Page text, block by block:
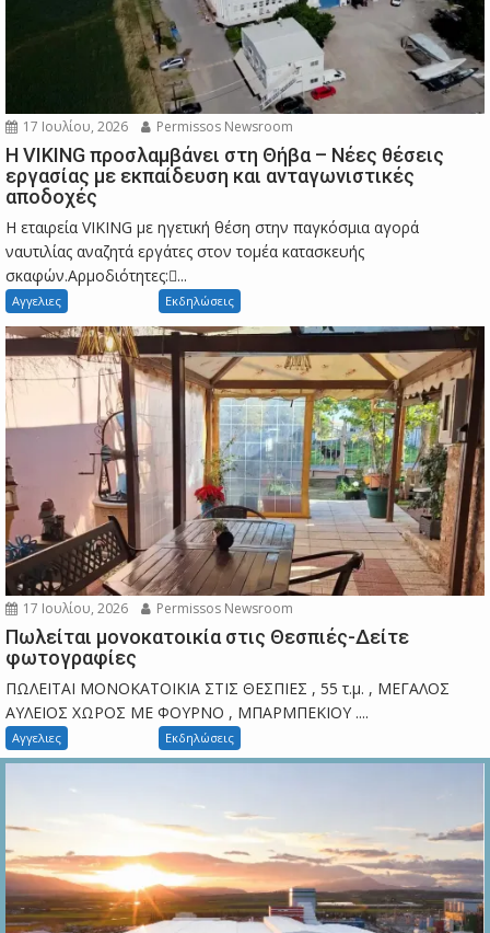
17 Ιουλίου, 2026 Permissos Newsroom
Η VIKING προσλαμβάνει στη Θήβα – Νέες θέσεις
εργασίας με εκπαίδευση και ανταγωνιστικές
αποδοχές
Η εταιρεία VIKING με ηγετική θέση στην παγκόσμια αγορά
ναυτιλίας αναζητά εργάτες στον τομέα κατασκευής
σκαφών.Αρμοδιότητες:...
Αγγελιες Εκδηλώσεις
17 Ιουλίου, 2026 Permissos Newsroom
Πωλείται μονοκατοικία στις Θεσπιές-Δείτε
φωτογραφίες
ΠΩΛΕΙΤΑΙ ΜΟΝΟΚΑΤΟΙΚΙΑ ΣΤΙΣ ΘΕΣΠΙΕΣ , 55 τ.μ. , ΜΕΓΑΛΟΣ
ΑΥΛΕΙΟΣ ΧΩΡΟΣ ΜΕ ΦΟΥΡΝΟ , ΜΠΑΡΜΠΕΚΙΟΥ ....
Αγγελιες Εκδηλώσεις